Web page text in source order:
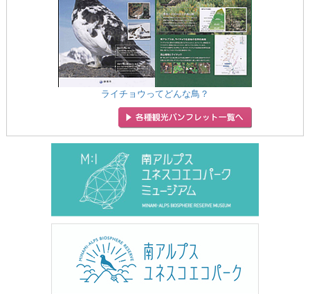
ライチョウってどんな鳥？